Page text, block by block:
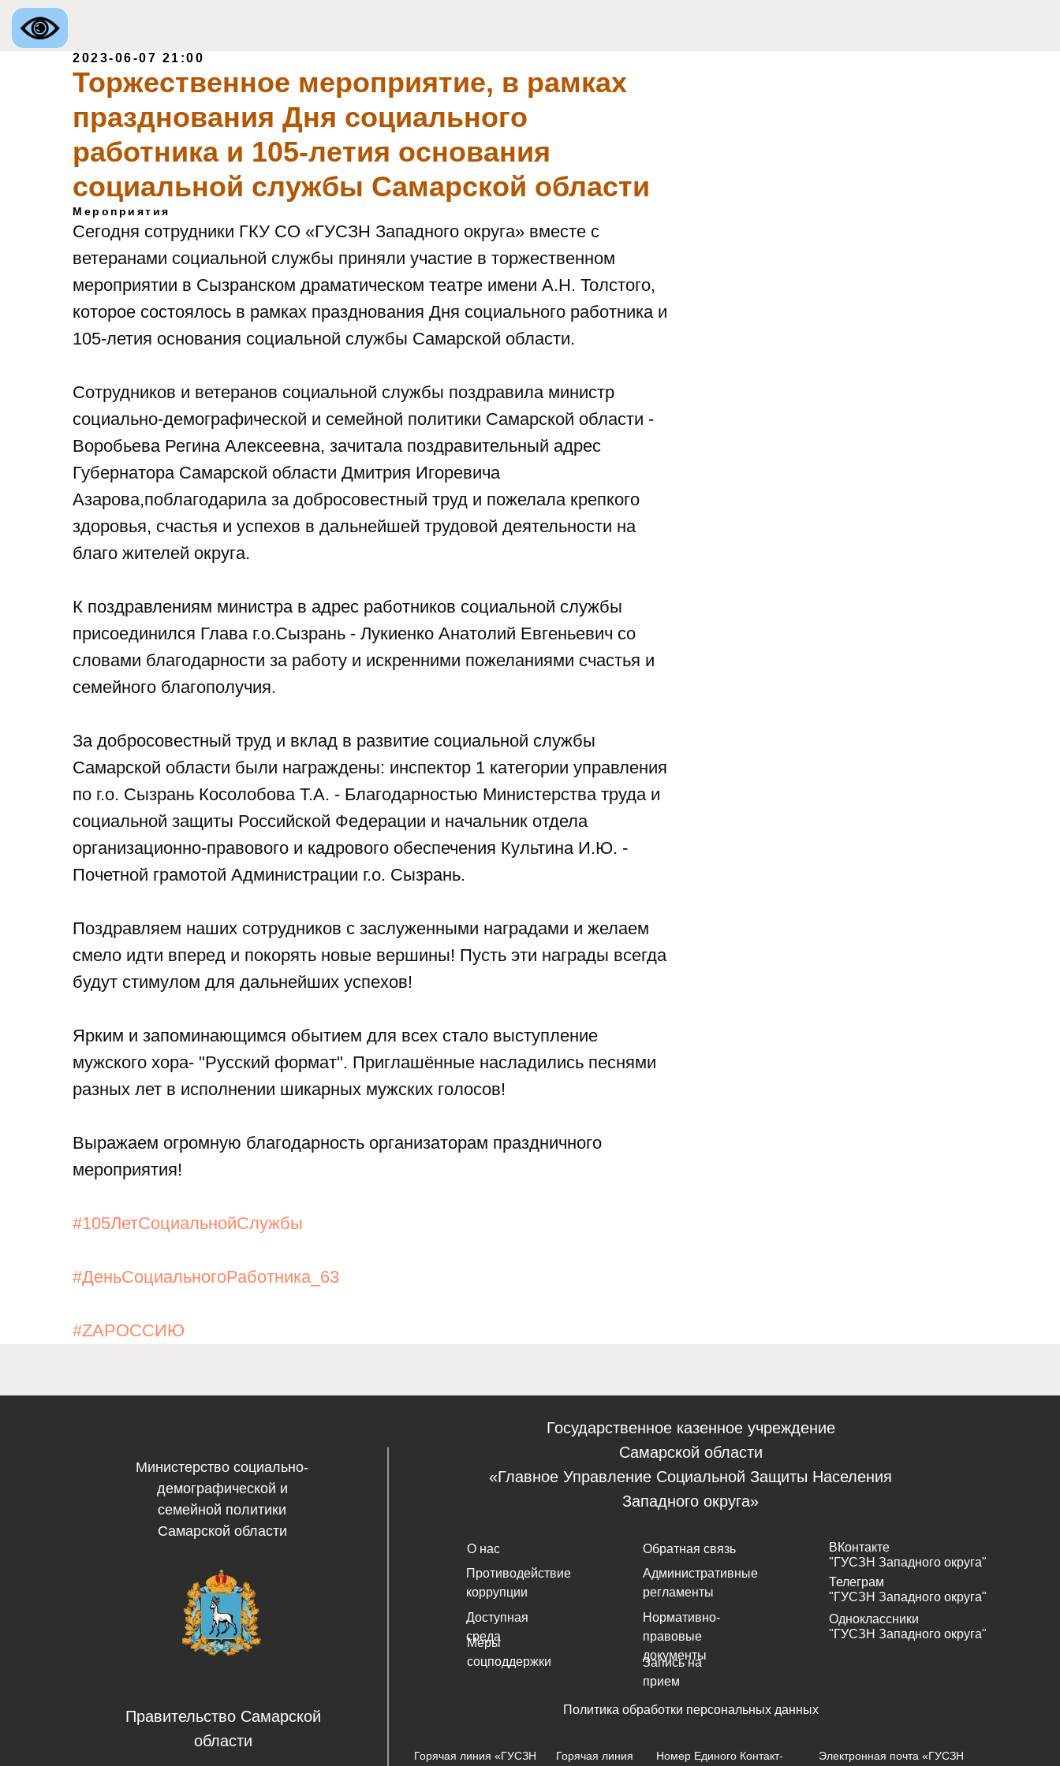
2023-06-07 21:00
Торжественное мероприятие, в рамках
празднования Дня социального
работника и 105-летия основания
социальной службы Самарской области
Мероприятия
Сегодня сотрудники ГКУ СО «ГУСЗН Западного округа» вместе с
ветеранами социальной службы приняли участие в торжественном
мероприятии в Сызранском драматическом театре имени А.Н. Толстого,
которое состоялось в рамках празднования Дня социального работника и
105-летия основания социальной службы Самарской области.
Сотрудников и ветеранов социальной службы поздравила министр
социально-демографической и семейной политики Самарской области -
Воробьева Регина Алексеевна, зачитала поздравительный адрес
Губернатора Самарской области Дмитрия Игоревича
Азарова,поблагодарила за добросовестный труд и пожелала крепкого
здоровья, счастья и успехов в дальнейшей трудовой деятельности на
благо жителей округа.
К поздравлениям министра в адрес работников социальной службы
присоединился Глава г.о.Сызрань - Лукиенко Анатолий Евгеньевич со
словами благодарности за работу и искренними пожеланиями счастья и
семейного благополучия.
За добросовестный труд и вклад в развитие социальной службы
Самарской области были награждены: инспектор 1 категории управления
по г.о. Сызрань Косолобова Т.А. - Благодарностью Министерства труда и
социальной защиты Российской Федерации и начальник отдела
организационно-правового и кадрового обеспечения Культина И.Ю. -
Почетной грамотой Администрации г.о. Сызрань.
Поздравляем наших сотрудников с заслуженными наградами и желаем
смело идти вперед и покорять новые вершины! Пусть эти награды всегда
будут стимулом для дальнейших успехов!
Ярким и запоминающимся обытием для всех стало выступление
мужского хора- "Русский формат". Приглашённые насладились песнями
разных лет в исполнении шикарных мужских голосов!
Выражаем огромную благодарность организаторам праздничного
мероприятия!
#105ЛетСоциальнойСлужбы
#ДеньСоциальногоРаботника_63
#ZAРОССИЮ
Министерство социально-
демографической и
семейной политики
Самарской области
Государственное казенное учреждение
Самарской области
«Главное Управление Социальной Защиты Населения
Западного округа»
Правительство Самарской
области
Горячая линия «ГУСЗН Горячая линия Номер Единого Контакт- Электронная почта «ГУСЗН
О нас
Противодействие
коррупции
Доступная
среда
Меры
соцподдержки
Политика обработки персональных данных
Обратная связь
Административные
регламенты
Нормативно-
правовые
документы
Запись на
прием
ВКонтакте
"ГУСЗН Западного округа"
Телеграм
"ГУСЗН Западного округа"
Одноклассники
"ГУСЗН Западного округа"
казенное учреждение
области
Защиты Населения
округа»